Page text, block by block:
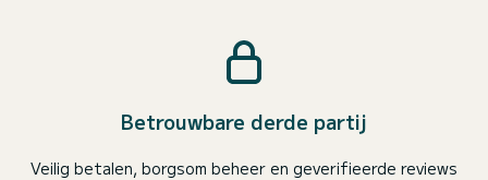
Betrouwbare derde partij
Veilig betalen, borgsom beheer en geverifieerde reviews